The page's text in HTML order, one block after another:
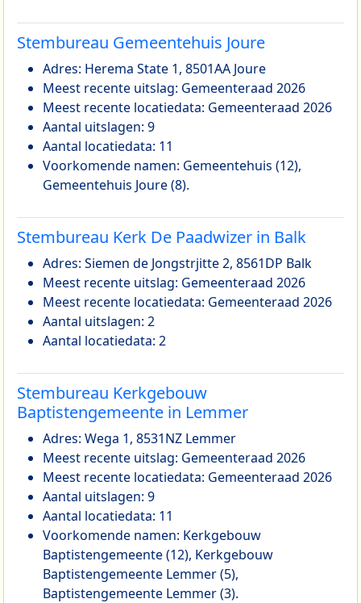
Stembureau Gemeentehuis Joure
Adres: Herema State 1, 8501AA Joure
Meest recente uitslag: Gemeenteraad 2026
Meest recente locatiedata: Gemeenteraad 2026
Aantal uitslagen: 9
Aantal locatiedata: 11
Voorkomende namen: Gemeentehuis (12),
Gemeentehuis Joure (8).
Stembureau Kerk De Paadwizer in Balk
Adres: Siemen de Jongstrjitte 2, 8561DP Balk
Meest recente uitslag: Gemeenteraad 2026
Meest recente locatiedata: Gemeenteraad 2026
Aantal uitslagen: 2
Aantal locatiedata: 2
Stembureau Kerkgebouw
Baptistengemeente in Lemmer
Adres: Wega 1, 8531NZ Lemmer
Meest recente uitslag: Gemeenteraad 2026
Meest recente locatiedata: Gemeenteraad 2026
Aantal uitslagen: 9
Aantal locatiedata: 11
Voorkomende namen: Kerkgebouw
Baptistengemeente (12), Kerkgebouw
Baptistengemeente Lemmer (5),
Baptistengemeente Lemmer (3).